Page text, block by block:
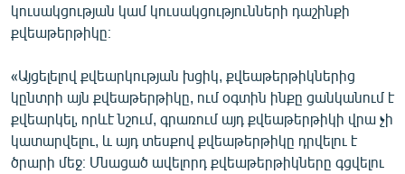
կուսակցության կամ կուսակցությունների դաշինքի
քվեաթերթիկը։
«Այցելելով քվեարկության խցիկ, քվեաթերթիկներից
կընտրի այն քվեաթերթիկը, ում օգտին ինքը ցանկանում է
քվեարկել, որևէ նշում, գրառում այդ քվեաթերթիկի վրա չի
կատարվելու, և այդ տեսքով քվեաթերթիկը դրվելու է
ծրարի մեջ։ Մնացած ավելորդ քվեաթերթիկները գցվելու